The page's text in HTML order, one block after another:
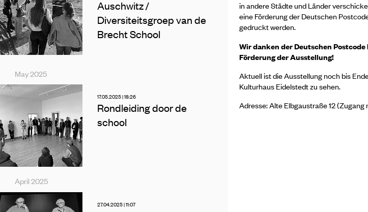
in andere Städte und Länder
eine Förderung der Deutschen
gedruckt werden.
Wir danken der Deutschen
Förderung der Ausstellung!
Aktuell ist die Ausstellung noch bis
Kulturhaus Eidelstedt zu sehen.
Adresse: Alte Elbgaustraße 12 (Zugang
Auschwitz /
Diversiteitsgroep van de
Brecht School
May 2025
17.05.2025 | 18:26
Rondleiding door de
school
April 2025
27.04.2025 | 11:07